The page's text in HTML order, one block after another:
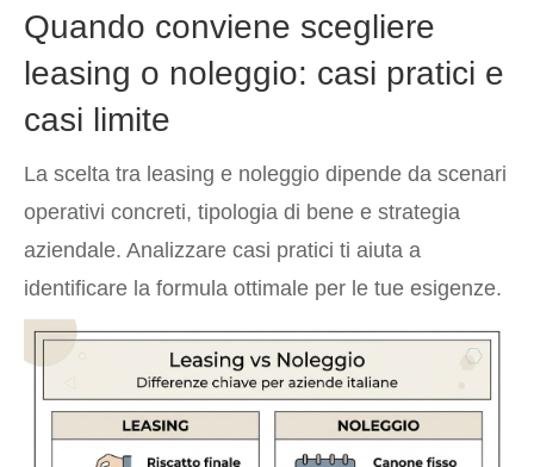
Quando conviene scegliere
leasing o noleggio: casi pratici e
casi limite
La scelta tra leasing e noleggio dipende da scenari
operativi concreti, tipologia di bene e strategia
aziendale. Analizzare casi pratici ti aiuta a
identificare la formula ottimale per le tue esigenze.